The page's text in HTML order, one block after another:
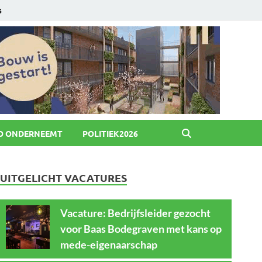
ONDERNEEMT POLITIEK2026
UITGELICHT VACATURES
Vacature: Bedrijfsleider gezocht
voor Baas Bodegraven met kans op
mede-eigenaarschap